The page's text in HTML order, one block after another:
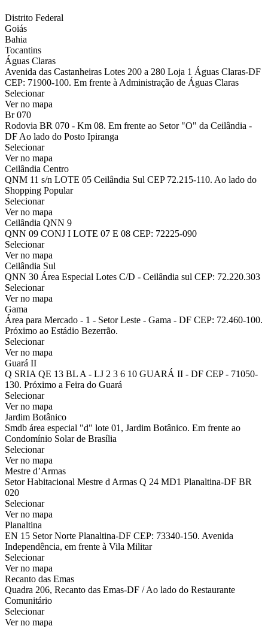
Distrito Federal
Goiás
Bahia
Tocantins
Águas Claras
Avenida das Castanheiras Lotes 200 a 280 Loja 1 Águas Claras-DF
CEP: 71900-100. Em frente à Administração de Águas Claras
Selecionar
Ver no mapa
Br 070
Rodovia BR 070 - Km 08. Em frente ao Setor "O" da Ceilândia -
DF Ao lado do Posto Ipiranga
Selecionar
Ver no mapa
Ceilândia Centro
QNM 11 s/n LOTE 05 Ceilândia Sul CEP 72.215-110. Ao lado do
Shopping Popular
Selecionar
Ver no mapa
Ceilândia QNN 9
QNN 09 CONJ I LOTE 07 E 08 CEP: 72225-090
Selecionar
Ver no mapa
Ceilândia Sul
QNN 30 Área Especial Lotes C/D - Ceilândia sul CEP: 72.220.303
Selecionar
Ver no mapa
Gama
Área para Mercado - 1 - Setor Leste - Gama - DF CEP: 72.460-100.
Próximo ao Estádio Bezerrão.
Selecionar
Ver no mapa
Guará II
Q SRIA QE 13 BL A - LJ 2 3 6 10 GUARÁ II - DF CEP - 71050-
130. Próximo a Feira do Guará
Selecionar
Ver no mapa
Jardim Botânico
Smdb área especial "d" lote 01, Jardim Botânico. Em frente ao
Condomínio Solar de Brasília
Selecionar
Ver no mapa
Mestre d’Armas
Setor Habitacional Mestre d Armas Q 24 MD1 Planaltina-DF BR
020
Selecionar
Ver no mapa
Planaltina
EN 15 Setor Norte Planaltina-DF CEP: 73340-150. Avenida
Independência, em frente à Vila Militar
Selecionar
Ver no mapa
Recanto das Emas
Quadra 206, Recanto das Emas-DF / Ao lado do Restaurante
Comunitário
Selecionar
Ver no mapa